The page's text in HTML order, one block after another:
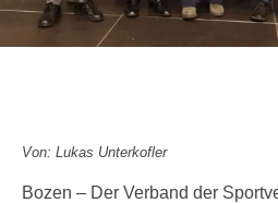
Von: Lukas Unterkofler
Bozen – Der Verband der